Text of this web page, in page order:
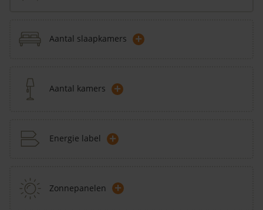
Aantal slaapkamers +
Aantal kamers +
Energie label +
Zonnepanelen +